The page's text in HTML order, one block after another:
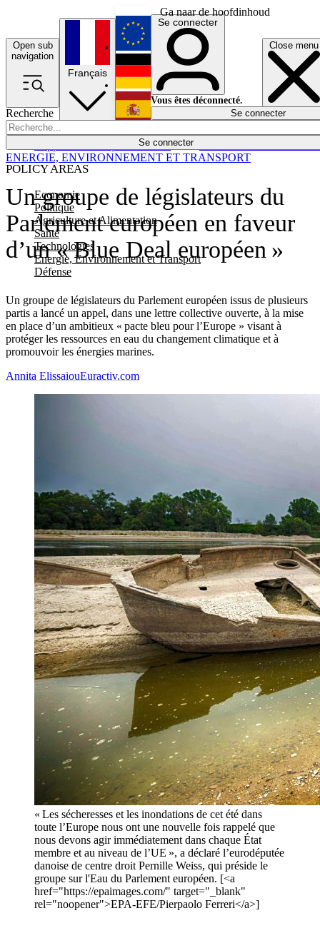
Ga naar de hoofdinhoud
Open sub
navigation
Close menu
Recherche
Se connecter
POLICY AREAS
Economie
Politique
Agriculture et Alimentation
Santé
Technologies
Energie, Environnement et Transport
Défense
Économie
Français
English
Deutsch
Español
Se connecter
Vous êtes déconnecté.
Se connecter
Un groupe de législateurs du
Parlement européen en faveur
d’un « Blue Deal européen »
Un groupe de législateurs du Parlement européen issus de plusieurs
partis a lancé un appel, dans une lettre collective ouverte, à la mise
en place d’un ambitieux « pacte bleu pour l’Europe » visant à
protéger les ressources en eau du changement climatique et à
promouvoir les énergies marines.
ENERGIE, ENVIRONNEMENT ET TRANSPORT
Annita ElissaiouEuractiv.com
« Les sécheresses et les inondations de cet été dans
toute l’Europe nous ont une nouvelle fois rappelé que
nous devons agir immédiatement dans chaque État
membre et au niveau de l’UE », a déclaré l’eurodéputée
danoise de centre droit Pernille Weiss, qui préside le
groupe sur l'Eau du Parlement européen. [<a
href="https://epaimages.com/" target="_blank"
rel="noopener">EPA-EFE/Pierpaolo Ferreri</a>]